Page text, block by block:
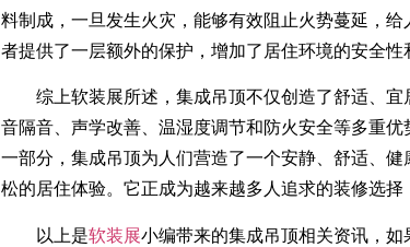
料制成，一旦发生火灾，能够有效阻止火势蔓延，
者提供了一层额外的保护，增加了居住环境的安全性
综上软装展所述，集成吊顶不仅创造了舒适、宜
音隔音、声学改善、温湿度调节和防火安全等多重
一部分，集成吊顶为人们营造了一个安静、舒适、
松的居住体验。它正成为越来越多人追求的装修选择
以上是软装展小编带来的集成吊顶相关资讯，